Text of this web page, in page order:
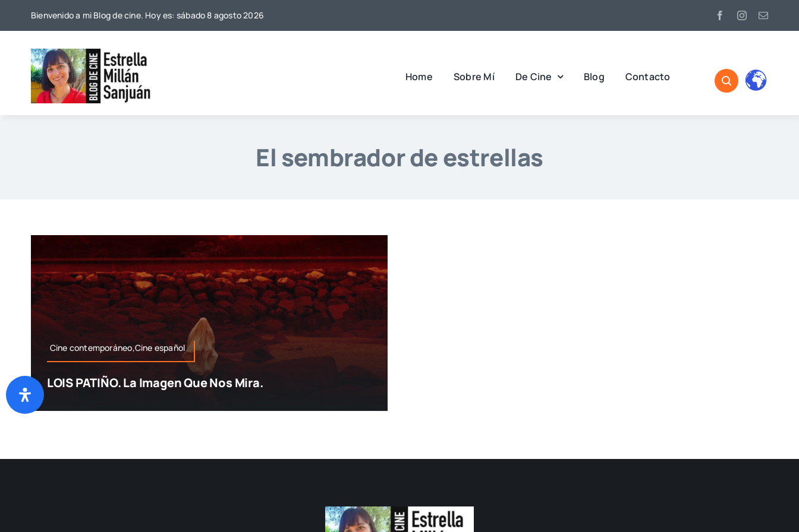
Bienvenido a mi Blog de cine. Hoy es: sábado 8 agosto 2026
Home Sobre Mí De Cine Blog Contacto
El sembrador de estrellas
Cine contemporáneo,Cine español
LOIS PATIÑO. La Imagen Que Nos Mira.